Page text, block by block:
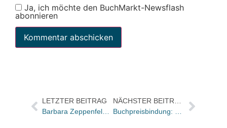
Ja, ich möchte den BuchMarkt-Newsflash
abonnieren
LETZTER BEITRAG
Barbara Zeppenfeld neu bei Bookwire